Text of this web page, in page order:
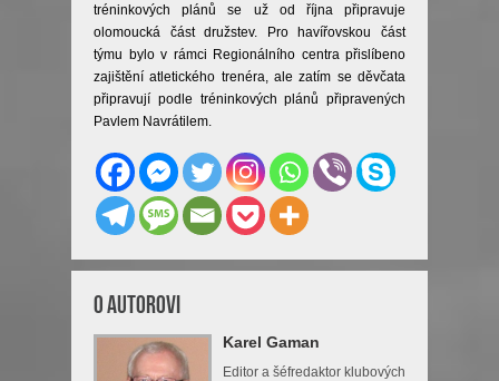
tréninkových plánů se už od října připravuje
olomoucká část družstev. Pro havířovskou část
týmu bylo v rámci Regionálního centra přislíbeno
zajištění atletického trenéra, ale zatím se děvčata
připravují podle tréninkových plánů připravených
Pavlem Navrátilem.
O Autorovi
Karel Gaman
Editor a šéfredaktor klubových